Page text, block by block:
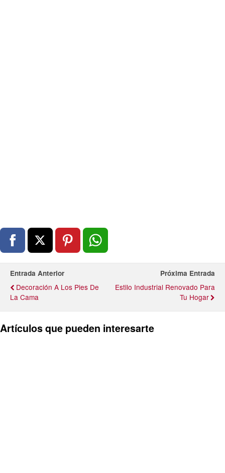
Entrada Anterior
Decoración A Los Pies De
La Cama
Próxima Entrada
Estilo Industrial Renovado Para
Tu Hogar
Artículos que pueden interesarte